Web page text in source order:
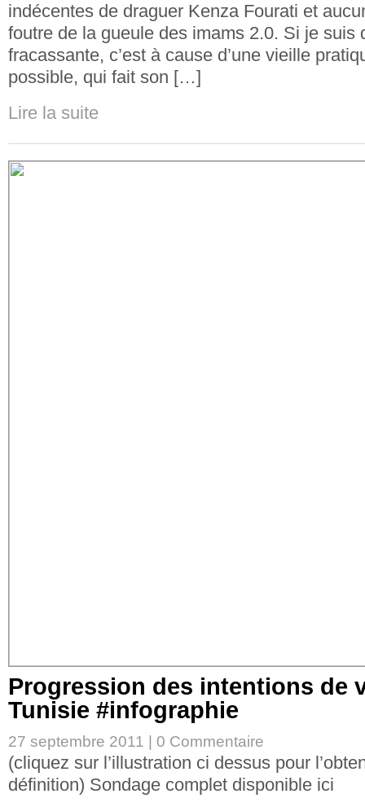
indécentes de draguer Kenza Fourati et
foutre de la gueule des imams 2.0. Si je suis
fracassante, c’est à cause d’une vieille
possible, qui fait son […]
Lire la suite
Progression des intentions de
Tunisie #infographie
27 septembre 2011 | 0 Commentaire
(cliquez sur l’illustration ci dessus pour
définition) Sondage complet disponible ici